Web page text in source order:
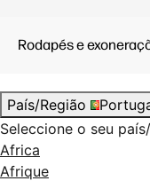
Rodapés e
País/Região
Seleccione o seu
Africa
Afrique